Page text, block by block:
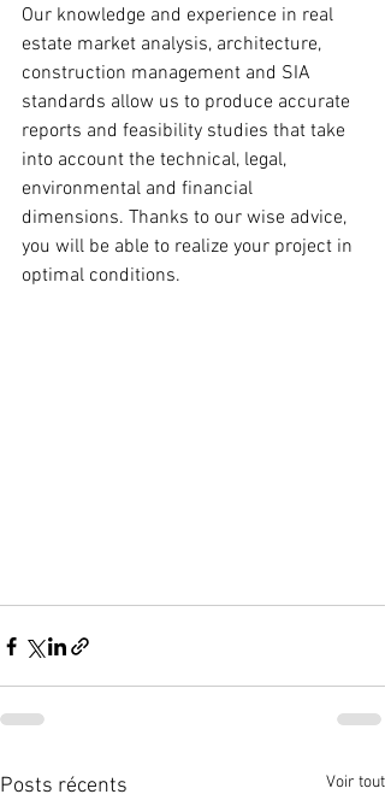
Our knowledge and experience in real
estate market analysis, architecture,
construction management and SIA
standards allow us to produce accurate
reports and feasibility studies that take
into account the technical, legal,
environmental and financial
dimensions. Thanks to our wise advice,
you will be able to realize your project in
optimal conditions.
Posts récents Voir tout